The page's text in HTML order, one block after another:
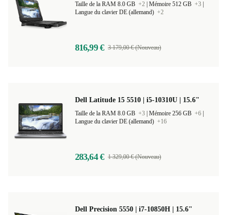
Taille de la RAM 8.0 GB +2 Mémoire 512 GB +3
Langue du clavier DE (allemand) +2
816,99 € 3 179,00 € (Nouveau)
Dell Latitude 15 5510 | i5-10310U | 15.6"
Taille de la RAM 8.0 GB +3 Mémoire 256 GB +6
Langue du clavier DE (allemand) +16
283,64 € 1 329,00 € (Nouveau)
Dell Precision 5550 | i7-10850H | 15.6"